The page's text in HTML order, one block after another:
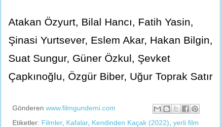
Atakan Özyurt, Bilal Hancı, Fatih Yasin,
Şinasi Yurtsever, Eslem Akar, Hakan Bilgin,
Suat Sungur, Güner Özkul, Şevket
Çapkınoğlu, Özgür Biber, Uğur Toprak Satır
Gönderen www.filmgundemi.com
Etiketler: Filmler, Kafalar, Kendinden Kaçak (2022) yerli film